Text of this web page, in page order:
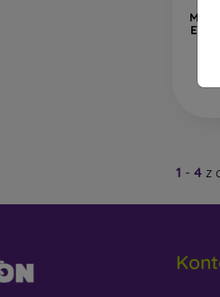
E32/
1 - 4 z